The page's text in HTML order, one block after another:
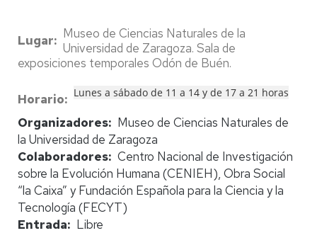
Lugar
Museo de Ciencias Naturales de la
Universidad de Zaragoza. Sala de
exposiciones temporales Odón de Buén.
Horario Lunes a sábado de 11 a 14 y de 17 a 21 horas
Organizadores
Museo de Ciencias Naturales de
la Universidad de Zaragoza
Colaboradores Centro Nacional de Investigación
sobre la Evolución Humana (CENIEH), Obra Social
“la Caixa” y Fundación Española para la Ciencia y la
Tecnología (FECYT)
Entrada
Libre